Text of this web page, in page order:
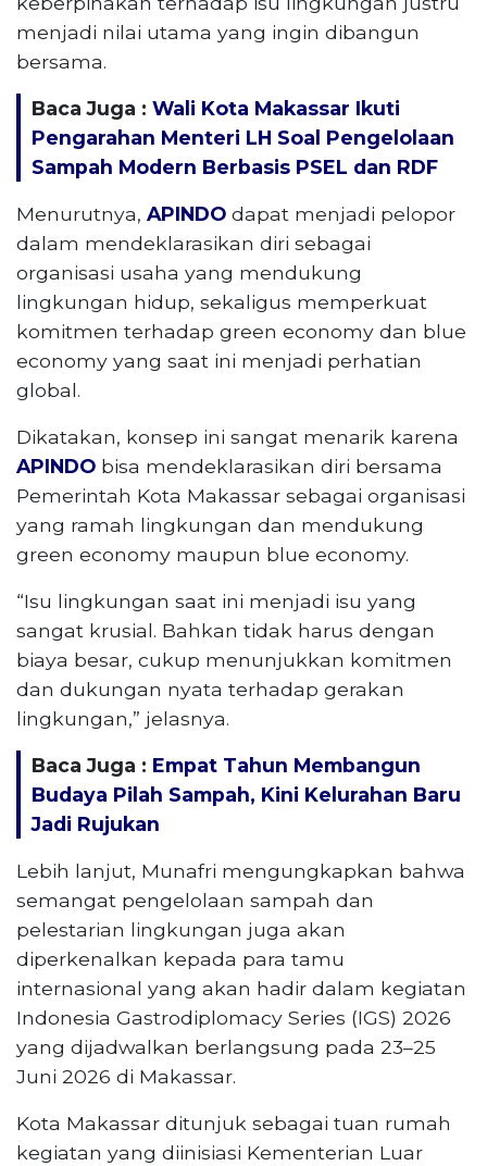
menjadi nilai utama yang ingin dibangun
bersama.
Baca Juga : Wali Kota Makassar Ikuti
Pengarahan Menteri LH Soal Pengelolaan
Sampah Modern Berbasis PSEL dan RDF
Menurutnya, APINDO dapat menjadi pelopor
dalam mendeklarasikan diri sebagai
organisasi usaha yang mendukung
lingkungan hidup, sekaligus memperkuat
komitmen terhadap green economy dan blue
economy yang saat ini menjadi perhatian
global.
Dikatakan, konsep ini sangat menarik karena
APINDO bisa mendeklarasikan diri bersama
Pemerintah Kota Makassar sebagai organisasi
yang ramah lingkungan dan mendukung
green economy maupun blue economy.
“Isu lingkungan saat ini menjadi isu yang
sangat krusial. Bahkan tidak harus dengan
biaya besar, cukup menunjukkan komitmen
dan dukungan nyata terhadap gerakan
lingkungan,” jelasnya.
Baca Juga : Empat Tahun Membangun
Budaya Pilah Sampah, Kini Kelurahan Baru
Jadi Rujukan
Lebih lanjut, Munafri mengungkapkan bahwa
semangat pengelolaan sampah dan
pelestarian lingkungan juga akan
diperkenalkan kepada para tamu
internasional yang akan hadir dalam kegiatan
Indonesia Gastrodiplomacy Series (IGS) 2026
yang dijadwalkan berlangsung pada 23–25
Juni 2026 di Makassar.
Kota Makassar ditunjuk sebagai tuan rumah
kegiatan yang diinisiasi Kementerian Luar